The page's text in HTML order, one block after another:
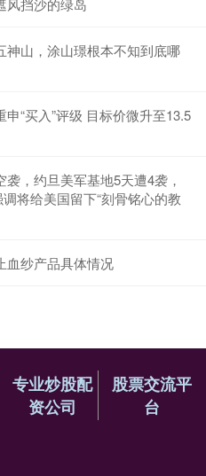
神山，涂山璟根本不知到底哪
“买入”评级 目标价微升至13.5
，约旦美军基地5天遭4袭，
将给美国留下“刻骨铭心的教
血纱产品具体情况
专业炒股配
资公司
股票交流平
台